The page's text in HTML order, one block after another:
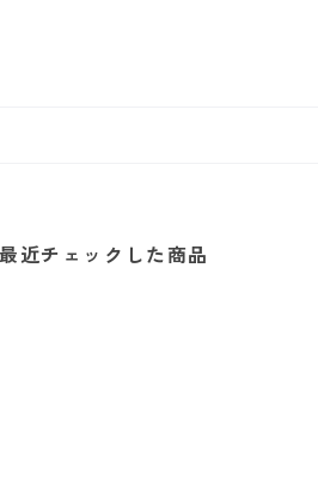
最近チェックした商品